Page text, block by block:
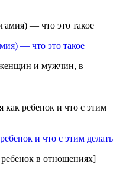
— что это такое
женщин и мужчин, в
и что с этим делать
ребенок в отношениях]